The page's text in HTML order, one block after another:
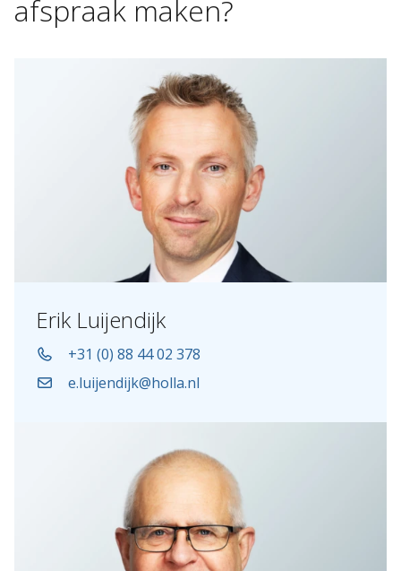
afspraak maken?
Erik Luijendijk
+31 (0) 88 44 02 378
e.luijendijk@holla.nl